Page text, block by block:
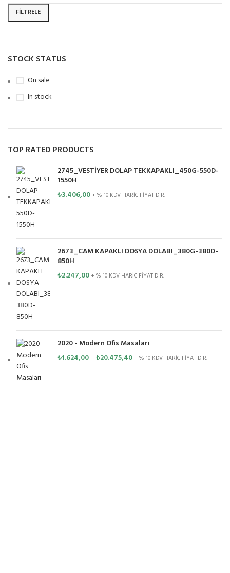
FILTRELE
STOCK STATUS
On sale
In stock
TOP RATED PRODUCTS
2745_VESTİYER DOLAP TEKKAPAKLI_450G-550D-
1550H
₺3.406,00 + % 10 KDV HARİÇ FİYATIDIR.
2673_CAM KAPAKLI DOSYA DOLABI_380G-380D-
850H
₺2.247,00 + % 10 KDV HARİÇ FİYATIDIR.
2020 - Modern Ofis Masaları
₺1.624,00–₺20.475,40 + % 10 KDV HARİÇ FİYATIDIR.